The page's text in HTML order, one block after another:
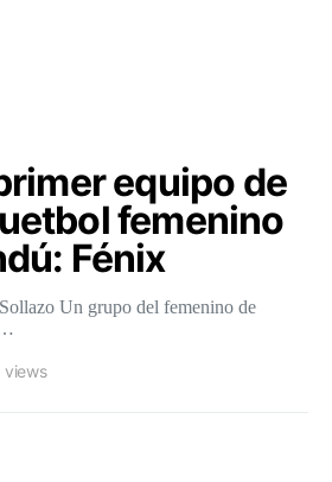
equipo de
femenino
Fénix
Un grupo del femenino de
views